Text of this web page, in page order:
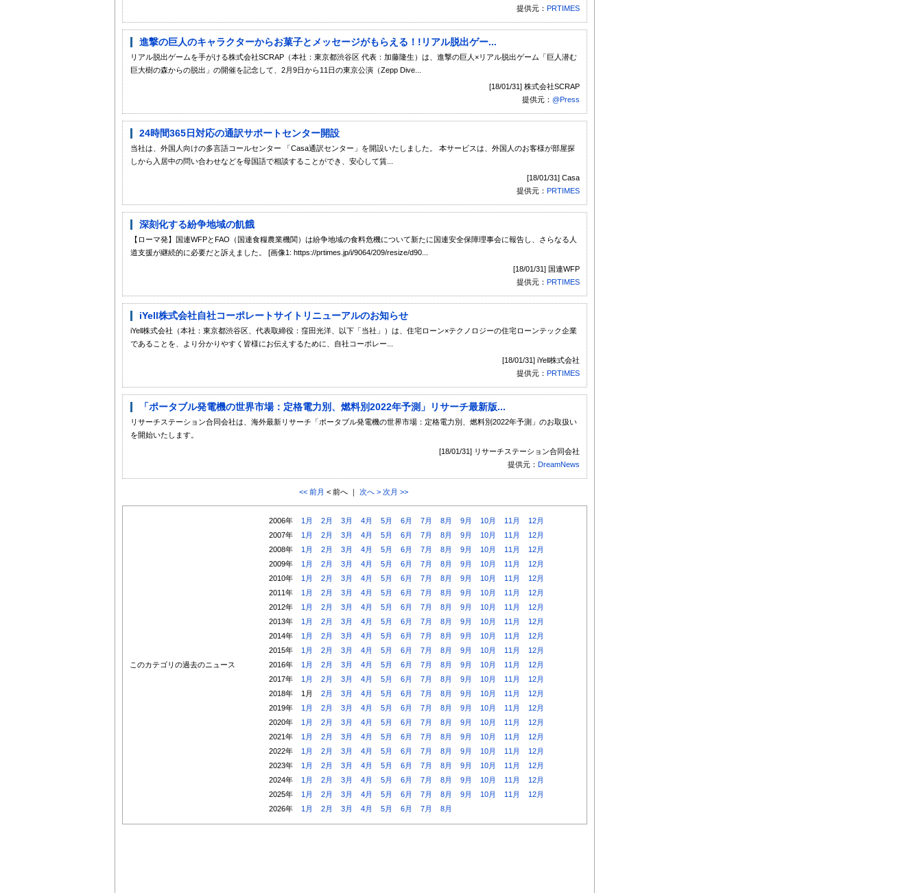
提供元： PRTIMES
進撃の巨人のキャラクターからお菓子とメッセージがもらえる！!リアル脱出ゲー...
リアル脱出ゲームを手がける株式会社SCRAP（本社：東京都渋谷区 代表：加藤隆生）は、進撃の巨人×リアル脱出ゲーム「巨人潜む
巨大樹の森からの脱出」の開催を記念して、2月9日から11日の東京公演（Zepp Dive...
[18/01/31] 株式会社SCRAP
提供元： @Press
24時間365日対応の通訳サポートセンター開設
当社は、外国人向けの多言語コールセンター 「Casa通訳センター」を開設いたしました。 本サービスは、外国人のお客様が部屋探
しから入居中の問い合わせなどを母国語で相談することができ、安心して賃...
[18/01/31] Casa
提供元： PRTIMES
深刻化する紛争地域の飢餓
【ローマ発】国連WFPとFAO（国連食糧農業機関）は紛争地域の食料危機について新たに国連安全保障理事会に報告し、さらなる人
道支援が継続的に必要だと訴えました。 [画像1: https://prtimes.jp/i/9064/209/resize/d90...
[18/01/31] 国連WFP
提供元： PRTIMES
iYell株式会社自社コーポレートサイトリニューアルのお知らせ
iYell株式会社（本社：東京都渋谷区、代表取締役：窪田光洋、以下「当社」）は、住宅ローン×テクノロジーの住宅ローンテック企業
であることを、より分かりやすく皆様にお伝えするために、自社コーポレー...
[18/01/31] iYell株式会社
提供元： PRTIMES
「ポータブル発電機の世界市場：定格電力別、燃料別2022年予測」リサーチ最新版...
リサーチステーション合同会社は、海外最新リサーチ「ポータブル発電機の世界市場：定格電力別、燃料別2022年予測」のお取扱い
を開始いたします。
[18/01/31] リサーチステーション合同会社
提供元： DreamNews
<< 前月 < 前へ ｜ 次へ > 次月 >>
このカテゴリの過去のニュース
2006年 1月 2月 3月 4月 5月 6月 7月 8月 9月 10月 11月
12月
2007年
1月 2月 3月 4月 5月 6月 7月 8月 9月 10月 11月
12月
2008年
1月 2月 3月 4月 5月 6月 7月 8月 9月 10月 11月
12月
2009年
1月 2月 3月 4月 5月 6月 7月 8月 9月 10月 11月
12月
2010年
1月 2月 3月 4月 5月 6月 7月 8月 9月 10月 11月
12月
2011年
1月 2月 3月 4月 5月 6月 7月 8月 9月 10月 11月
12月
2012年
1月 2月 3月 4月 5月 6月 7月 8月 9月 10月 11月
12月
2013年
1月 2月 3月 4月 5月 6月 7月 8月 9月 10月 11月
12月
2014年
1月 2月 3月 4月 5月 6月 7月 8月 9月 10月 11月
12月
2015年
1月 2月 3月 4月 5月 6月 7月 8月 9月 10月 11月
12月
2016年
1月 2月 3月 4月 5月 6月 7月 8月 9月 10月 11月
12月
2017年
1月 2月 3月 4月 5月 6月 7月 8月 9月 10月 11月
12月
2018年
1月 2月 3月 4月 5月 6月 7月 8月 9月 10月 11月
12月
2019年
1月 2月 3月 4月 5月 6月 7月 8月 9月 10月 11月
12月
2020年
1月 2月 3月 4月 5月 6月 7月 8月 9月 10月 11月
12月
2021年
1月 2月 3月 4月 5月 6月 7月 8月 9月 10月 11月
12月
2022年
1月 2月 3月 4月 5月 6月 7月 8月 9月 10月 11月
12月
2023年
1月 2月 3月 4月 5月 6月 7月 8月 9月 10月 11月
12月
2024年
1月 2月 3月 4月 5月 6月 7月 8月 9月 10月 11月
12月
2025年
1月 2月 3月 4月 5月 6月 7月 8月 9月 10月 11月
12月
2026年
1月 2月 3月 4月 5月 6月 7月 8月